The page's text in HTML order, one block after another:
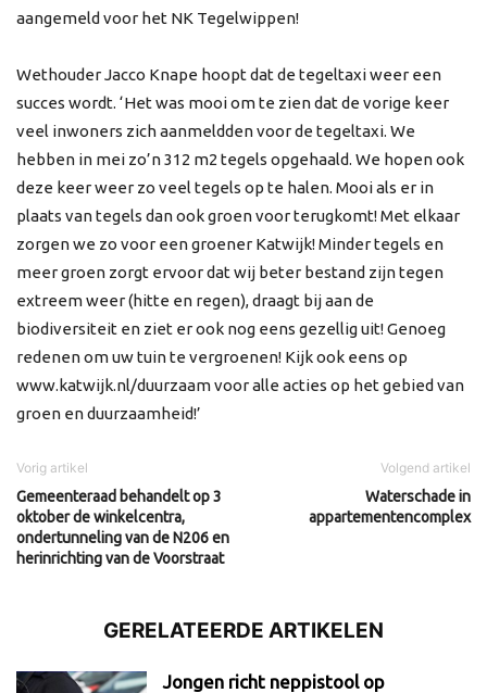
aangemeld voor het NK Tegelwippen!
Wethouder Jacco Knape hoopt dat de tegeltaxi weer een
succes wordt. ‘Het was mooi om te zien dat de vorige keer
veel inwoners zich aanmeldden voor de tegeltaxi. We
hebben in mei zo’n 312 m2 tegels opgehaald. We hopen ook
deze keer weer zo veel tegels op te halen. Mooi als er in
plaats van tegels dan ook groen voor terugkomt! Met elkaar
zorgen we zo voor een groener Katwijk! Minder tegels en
meer groen zorgt ervoor dat wij beter bestand zijn tegen
extreem weer (hitte en regen), draagt bij aan de
biodiversiteit en ziet er ook nog eens gezellig uit! Genoeg
redenen om uw tuin te vergroenen! Kijk ook eens op
www.katwijk.nl/duurzaam voor alle acties op het gebied van
groen en duurzaamheid!’
Vorig artikel
Gemeenteraad behandelt op 3
oktober de winkelcentra,
ondertunneling van de N206 en
herinrichting van de Voorstraat
Volgend artikel
Waterschade in
appartementencomplex
GERELATEERDE ARTIKELEN
Jongen richt neppistool op